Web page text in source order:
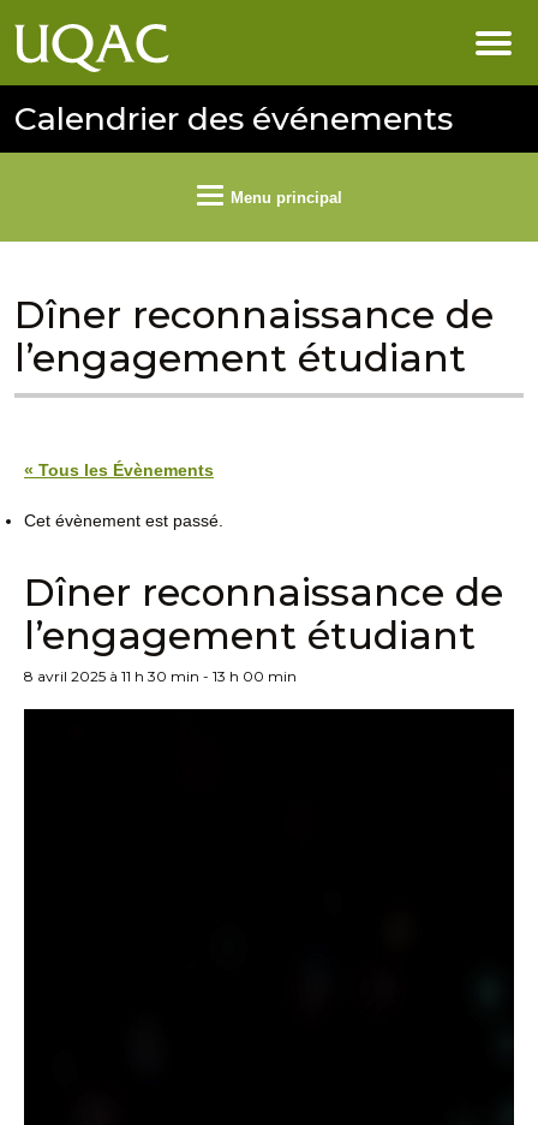
Calendrier des événements
Menu principal
Dîner reconnaissance de
l’engagement étudiant
« Tous les Évènements
Cet évènement est passé.
Dîner reconnaissance de
l’engagement étudiant
8 avril 2025 à 11 h 30 min - 13 h 00 min